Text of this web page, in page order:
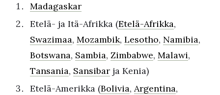
Madagaskar
Etelä- ja Itä-Afrikka (Etelä-Afrikka,
Swazimaa, Mozambik, Lesotho, Namibia,
Botswana, Sambia, Zimbabwe, Malawi,
Tansania, Sansibar ja Kenia)
Etelä-Amerikka (Bolivia, Argentina,